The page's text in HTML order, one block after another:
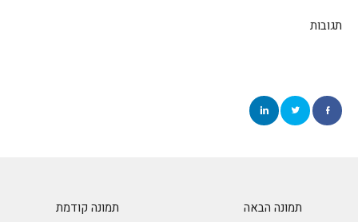
תגובות
תמונה קודמת תמונה הבאה